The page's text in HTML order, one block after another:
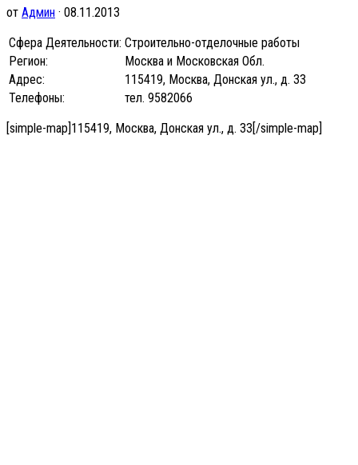
от Админ · 08.11.2013
Сфера Деятельности: Строительно-отделочные работы
Регион:
Москва и Московская Обл.
Адрес:
115419, Москва, Донская ул., д. 33
Телефоны:
тел. 9582066
[simple-map]115419, Москва, Донская ул., д. 33[/simple-map]